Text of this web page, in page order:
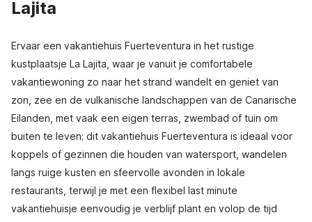
Lajita
Ervaar een vakantiehuis Fuerteventura in het rustige
kustplaatsje La Lajita, waar je vanuit je comfortabele
vakantiewoning zo naar het strand wandelt en geniet van
zon, zee en de vulkanische landschappen van de Canarische
Eilanden, met vaak een eigen terras, zwembad of tuin om
buiten te leven; dit vakantiehuis Fuerteventura is ideaal voor
koppels of gezinnen die houden van watersport, wandelen
langs ruige kusten en sfeervolle avonden in lokale
restaurants, terwijl je met een flexibel last minute
vakantiehuisje eenvoudig je verblijf plant en volop de tijd